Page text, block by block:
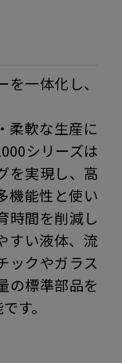
一体化し、
柔軟な生産に
シリーズは
を実現し、高
機能性と使い
時間を削減し
すい液体、流
ックやガラス
の標準部品を
す。